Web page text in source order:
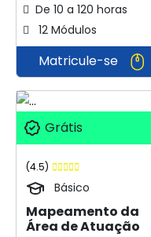
De 10 a 120 horas
12 Módulos
Matricule-se
Grátis
(4.5)
Básico
Mapeamento da
Área de Atuação